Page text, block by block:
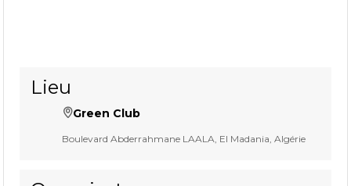
Lieu
Green Club
Boulevard Abderrahmane LAALA, El Madania, Algérie